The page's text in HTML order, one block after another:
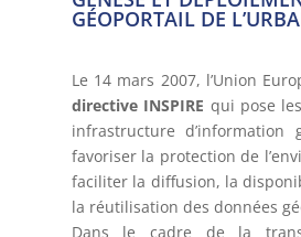
GÉOPORTAIL DE
Le 14 mars 2007, l’Union
directive INSPIRE qui pose
infrastructure d’information
favoriser la protection de
faciliter la diffusion, la
la réutilisation des données
Dans le cadre de la